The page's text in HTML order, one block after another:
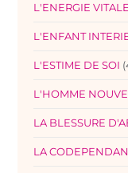
L'ENERGIE VITALE
L'ENFANT
L'ESTIME DE SOI
L'HOMME
LA BLESSURE
LA